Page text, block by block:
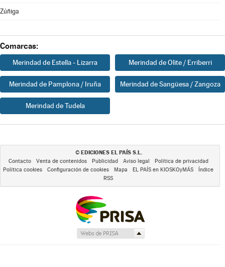
Zúñiga
Comarcas:
Merindad de Estella - Lizarra Merindad de Olite / Erriberri
Merindad de Pamplona / Iruña Merindad de Sangüesa / Zangoza
Merindad de Tudela
© EDICIONES EL PAÍS S.L.
Contacto Venta de contenidos Publicidad Aviso legal
Política de privacidad
Política cookies
Configuración de cookies Mapa EL PAÍS en KIOSKOyMÁS
Índice
RSS